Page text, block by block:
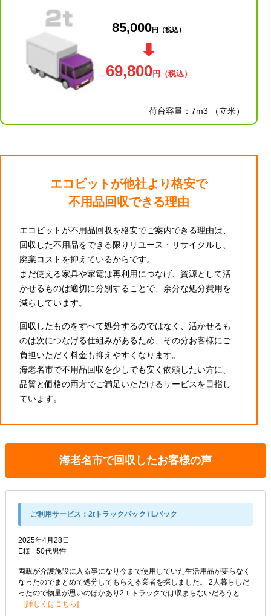
85,000円 （税込）
69,800円 （税込）
荷台容量：7m3 （立米）
エコピットが他社より格安で
不用品回収できる理由
エコピットが不用品回収を格安でご案内できる理由は、
回収した不用品をできる限りリユース・リサイクルし、
廃棄コストを抑えているからです。
まだ使える家具や家電は再利用につなげ、資源として活
かせるものは適切に分別することで、余分な処分費用を
減らしています。
回収したものをすべて処分するのではなく、活かせるも
のは次につなげる仕組みがあるため、その分お客様にご
負担いただく料金も抑えやすくなります。
海老名市で不用品回収を少しでも安く依頼したい方に、
品質と価格の両方でご満足いただけるサービスを目指し
ています。
海老名市で回収したお客様の声
ご利用サービス： 2tトラックパック / Lパック
2025年4月28日
E様
50代男性
両親が介護施設に入る事になり今まで使用していた生活用品が要らなく
なったのでまとめて処分してもらえる業者を探しました。 2人暮らしだ
ったので物量が思いのほかあり2ｔトラックでは収まらないだろうと...
詳しくはこちら